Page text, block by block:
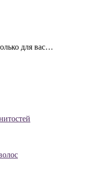
для вас…